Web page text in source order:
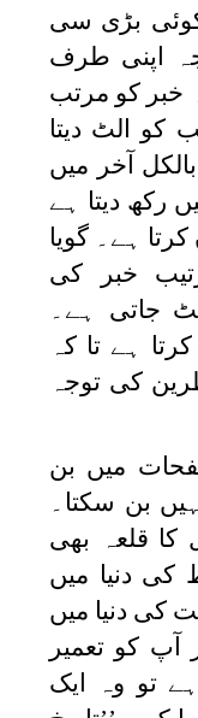
بڑی سی
اپنی طرف
خبر کو مرتب
کو الٹ دیتا
آخر میں
رکھ دیتا ہے
ہے۔ گویا
خبر کی
جاتی ہے۔
ہے تا کہ
کی توجہ
صفحات میں بن
بن سکتا۔
قلعہ بھی
دنیا میں
کی دنیا میں
آپ کو تعمیر
تو وہ ایک